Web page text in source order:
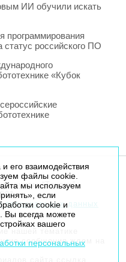
ИИ обучили искать
программирования
российского ПО
«Кубок
группы “Текарт”.
персональных данных
нашей тематике
сообщения ждем на
сайта ссылка
его взаимодействия
файлы cookie.
мы используем
если
cookie и
Вы всегда можете
вашего
персональных